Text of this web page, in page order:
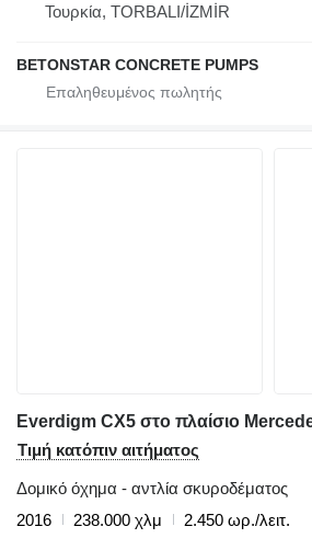
Τουρκία, TORBALI/İZMİR
BETONSTAR CONCRETE PUMPS
Everdigm CX5 στο πλαίσιο
Τιμή κατόπιν αιτήματος
Δομικό όχημα - αντλία σκυροδέματος
2016
238.000 χλμ
2.450 ωρ./λειτ.